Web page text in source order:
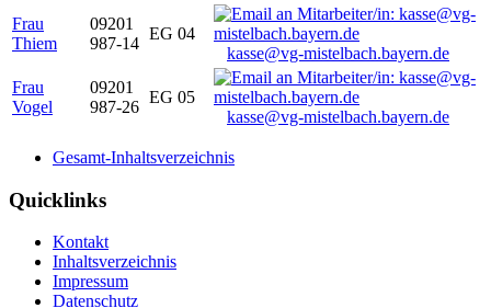
Frau
Thiem
09201
987-14
EG 04
kasse@vg-mistelbach.bayern.de
Frau
Vogel
09201
987-26
EG 05
kasse@vg-mistelbach.bayern.de
Gesamt-Inhaltsverzeichnis
Quicklinks
Kontakt
Inhaltsverzeichnis
Impressum
Datenschutz